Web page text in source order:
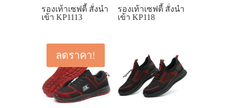
รองเท้าเซฟตี้ สั่งนำ
เข้า KP1113
รองเท้าเซฟตี้ สั่งนำ
เข้า KP118
ลดราคา!